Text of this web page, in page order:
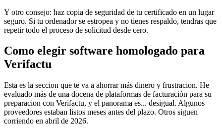
Y otro consejo: haz copia de seguridad de tu certificado en un lugar
seguro. Si tu ordenador se estropea y no tienes respaldo, tendras que
repetir todo el proceso de solicitud desde cero.
Como elegir software homologado para
Verifactu
Esta es la seccion que te va a ahorrar más dinero y frustracion. He
evaluado más de una docena de plataformas de facturación para su
preparacion con Verifactu, y el panorama es... desigual. Algunos
proveedores estaban listos meses antes del plazo. Otros siguen
corriendo en abril de 2026.